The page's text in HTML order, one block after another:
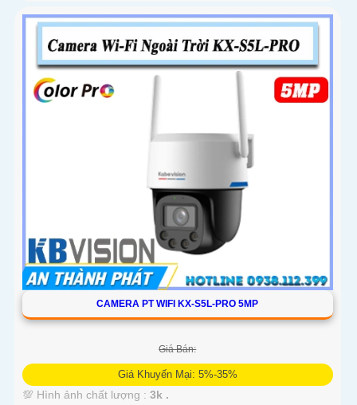
CAMERA PT WIFI KX-S5L-PRO 5MP
Giá Bán:
Giá Khuyến Mại: 5%-35%
💯 Hình ảnh chất lượng : 3k .